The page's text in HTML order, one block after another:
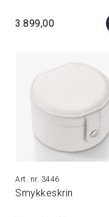
3.899,00
3446
Smykkeskrin